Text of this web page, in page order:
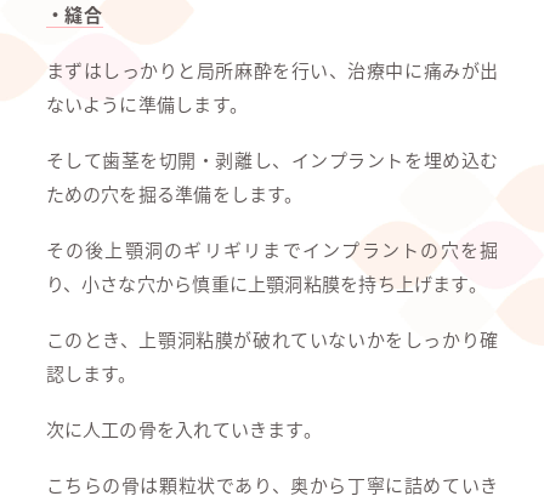
・縫合
まずはしっかりと局所麻酔を行い、治療中に痛みが出
ないように準備します。
そして歯茎を切開・剥離し、インプラントを埋め込む
ための穴を掘る準備をします。
その後上顎洞のギリギリまでインプラントの穴を掘
り、小さな穴から慎重に上顎洞粘膜を持ち上げます。
このとき、上顎洞粘膜が破れていないかをしっかり確
認します。
次に人工の骨を入れていきます。
こちらの骨は顆粒状であり、奥から丁寧に詰めていき